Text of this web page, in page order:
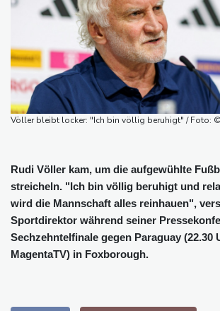
ermittelt wegen Sabotage
Frankreichs Außenminister Barrot kündigt
Wahlkampf-Einmischung an
Ein Viertel der Reisenden in Deutschland
KI vorschlagen
Norwegens Fußball-Verband fordert
Verurteilte Linksextremistin:
Völler bleibt locker: "Ich bin völlig beruhigt" / Foto:
Rudi Völler kam, um die aufgewühlte
streicheln. "Ich bin völlig beruhigt und
wird die Mannschaft alles reinhauen",
Sportdirektor während seiner
Sechzehntelfinale gegen Paraguay (22.30
MagentaTV) in Foxborough.